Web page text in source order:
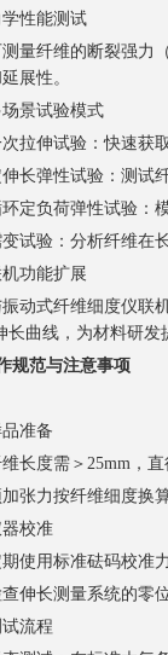
性能测试
量纤维的断裂强力
展性。
景试验模式
拉伸试验：快速获
长弹性试验：测试
定负荷弹性试验：
试验：分析纤维在
功能扩展
动式纤维细度仪联
长曲线，为材料研发
规范与注意事项
准备
长度需＞25mm，直
张力按纤维细度换
校准
使用标准砝码校准
伸长测量系统的零
流程